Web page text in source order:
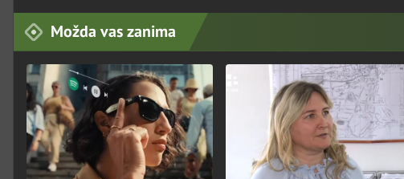
Možda vas zanima